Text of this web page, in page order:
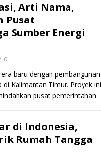
Arti Nama,
Pusat
Sumber Energi
0
baru dengan pembangunan
Kalimantan Timur. Proyek ini
pusat pemerintahan
di Indonesia,
Rumah Tangga